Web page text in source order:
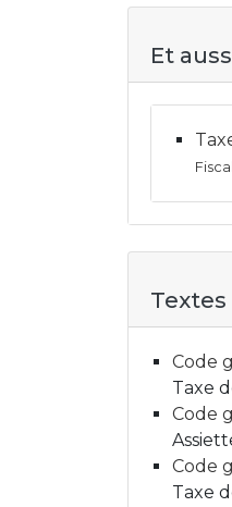
Et
Code
Taxe
Code
Code
Taxe